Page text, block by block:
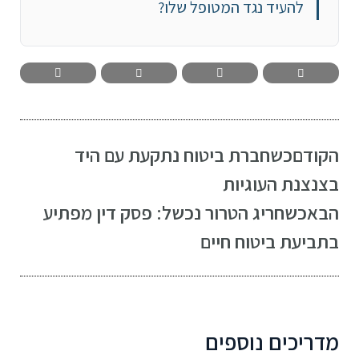
להעיד נגד המטופל שלו?
הקודםכשחברת ביטוח נתקעת עם היד
בצנצנת העוגיות
הבאכשחריג הטרור נכשל: פסק דין מפתיע
בתביעת ביטוח חיים
מדריכים נוספים